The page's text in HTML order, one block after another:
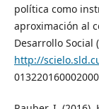
política como
aproximación al
Desarrollo Social
http://